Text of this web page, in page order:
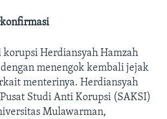
Herdiansyah Hamzah
menengok kembali jejak
menterinya. Herdiansyah
Studi Anti Korupsi (SAKSI)
Mulawarman,